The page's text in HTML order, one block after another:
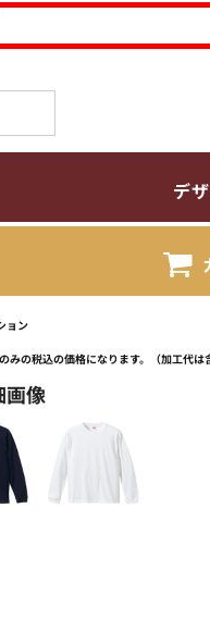
デ
ョン
みの税込の価格になります。（加工代は
画像